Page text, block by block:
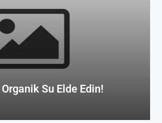
Su Elde Edin!